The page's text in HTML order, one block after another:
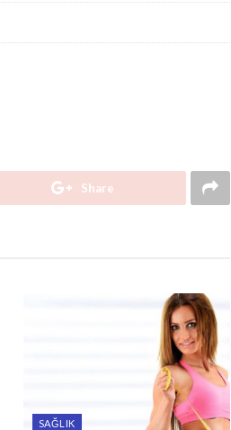
Share
SAĞLIK